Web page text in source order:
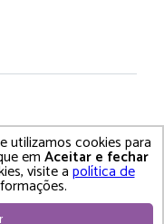
reservados
de Uso
utilizamos cookies para
emAceitar e fechar
visite apolítica de